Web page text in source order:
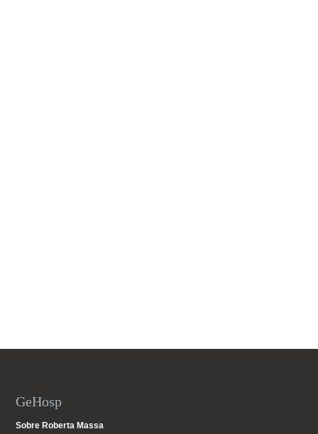
GeHosp
Sobre Roberta Massa